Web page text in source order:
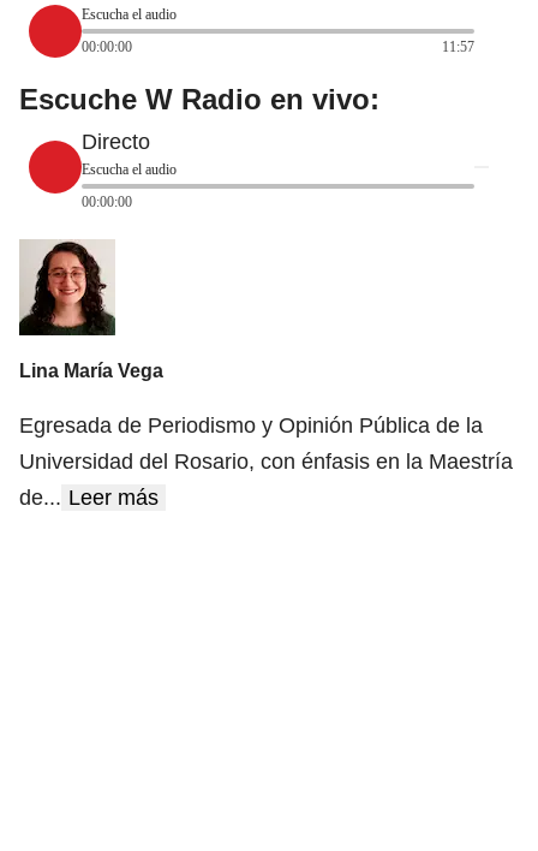
Escucha el audio
00:00:00
11:57
Escuche W Radio en vivo:
Directo
Escucha el audio
00:00:00
Lina María Vega
Egresada de Periodismo y Opinión Pública de la
Universidad del Rosario, con énfasis en la Maestría
de... Leer más